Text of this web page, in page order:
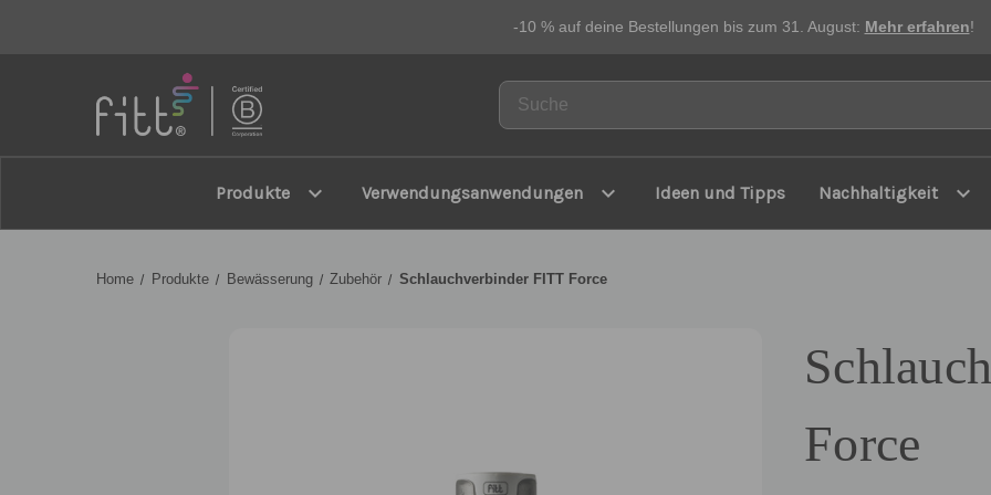
-10 % auf deine Bestellungen bis zum 31. August: Mehr erfahren!
Produkte expand_more Verwendungsanwendungen expand_more Ideen und Tipps Nachhaltigkeit expand_more
Home Produkte Bewässerung Zubehör Schlauchverbinder FITT Force
Force